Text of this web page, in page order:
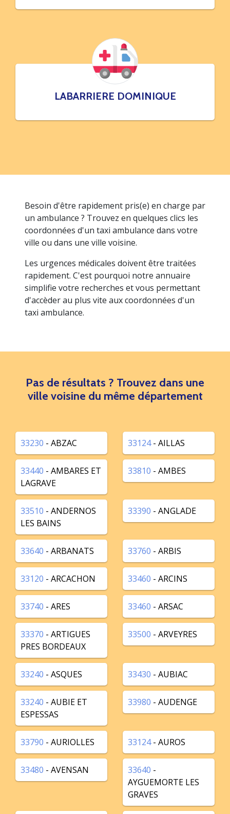
LABARRIERE DOMINIQUE
Besoin d'être rapidement pris(e) en charge par
un ambulance ? Trouvez en quelques clics les
coordonnées d'un taxi ambulance dans votre
ville ou dans une ville voisine.
Les urgences médicales doivent être traitées
rapidement. C'est pourquoi notre annuaire
simplifie votre recherches et vous permettant
d'accèder au plus vite aux coordonnées d'un
taxi ambulance.
Pas de résultats ? Trouvez dans une
ville voisine du même département
33230 - ABZAC 33124- AILLAS
33440 - AMBARES ET
LAGRAVE
33810 - AMBES
33510 - ANDERNOS
LES BAINS
33390 - ANGLADE
33640 - ARBANATS 33760 - ARBIS
33120 - ARCACHON 33460 - ARCINS
33740 - ARES 33460 - ARSAC
33370 - ARTIGUES
PRES BORDEAUX
33500 - ARVEYRES
33240 - ASQUES 33430 - AUBIAC
33240 - AUBIE ET
ESPESSAS
33980 - AUDENGE
33790 - AURIOLLES 33124- AUROS
33480 - AVENSAN 33640 -
AYGUEMORTE LES
GRAVES